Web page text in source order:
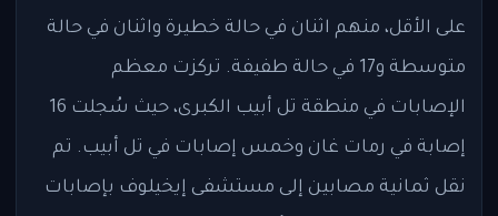
على الأقل، منهم اثنان في حالة خطيرة واثنان في حالة
متوسطة و17 في حالة طفيفة. تركزت معظم
الإصابات في منطقة تل أبيب الكبرى، حيث سُجلت 16
إصابة في رمات غان وخمس إصابات في تل أبيب. تم
نقل ثمانية مصابين إلى مستشفى إيخيلوف بإصابات